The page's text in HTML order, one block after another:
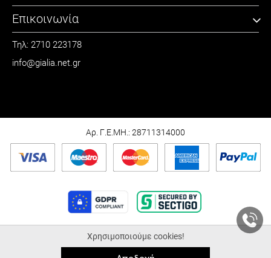
Επικοινωνία
Τηλ: 2710 223178
info@gialia.net.gr
Αρ. Γ.Ε.ΜΗ.: 28711314000
ALL-IN-ONE eCommerce Business Development by
Plushost.gr
Χρησιμοποιούμε cookies!